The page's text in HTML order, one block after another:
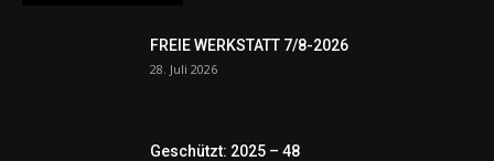
FREIE WERKSTATT 7/8-2026
28. Juli 2026
Geschützt: 2025 – 48